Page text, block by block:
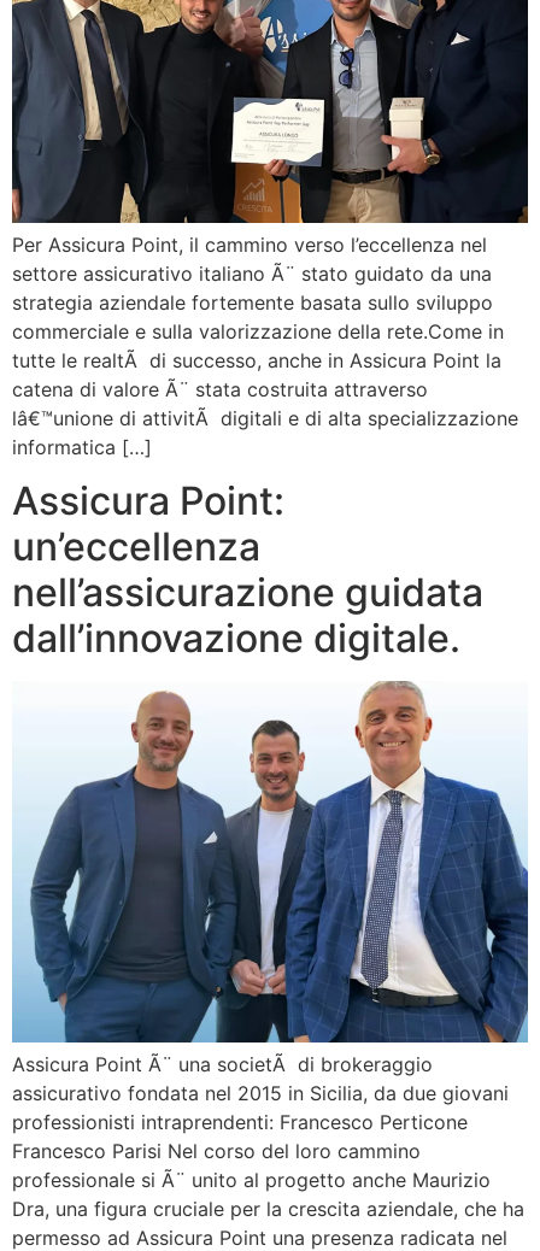
Per Assicura Point, il cammino verso l’eccellenza nel
settore assicurativo italiano Ã¨ stato guidato da una
strategia aziendale fortemente basata sullo sviluppo
commerciale e sulla valorizzazione della rete.Come in
tutte le realtÃ di successo, anche in Assicura Point la
catena di valore Ã¨ stata costruita attraverso
lâ€™unione di attivitÃ digitali e di alta specializzazione
informatica […]
Assicura Point:
un’eccellenza
nell’assicurazione guidata
dall’innovazione digitale.
Assicura Point Ã¨ una societÃ di brokeraggio
assicurativo fondata nel 2015 in Sicilia, da due giovani
professionisti intraprendenti: Francesco Perticone
Francesco Parisi Nel corso del loro cammino
professionale si Ã¨ unito al progetto anche Maurizio
Dra, una figura cruciale per la crescita aziendale, che ha
permesso ad Assicura Point una presenza radicata nel